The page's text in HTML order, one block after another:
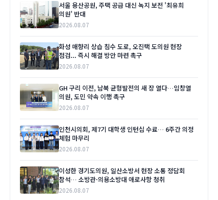
서울 용산공원, 주택 공급 대신 녹지 보전 '최유희
의원' 반대
2026.08.07
화성 매향리 상습 침수 도로, 오진택 도의원 현장
점검... 즉시 해결 방안 마련 촉구
2026.08.07
GH 구리 이전, 남북 균형발전의 새 장 열다…임창열
의원, 도민 약속 이행 촉구
2026.08.07
인천시의회, 제7기 대학생 인턴십 수료… 6주간 의정
체험 마무리
2026.08.07
이성한 경기도의원, 일산소방서 현장 소통 정담회
참석… 소방관·의용소방대 애로사항 청취
2026.08.07